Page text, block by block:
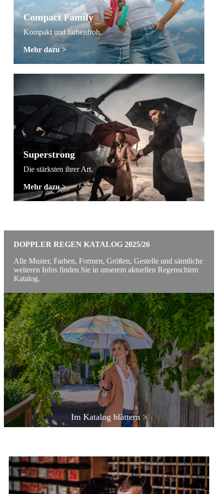
Compact Family
Kompakt und farbenfroh.
Mehr dazu >
Superstrong
Die stärksten ihrer Art.
Mehr dazu >
DOPPLER REGEN KATALOG 2025/26
Alle Muster, Farben, Formen, Größen, Gestelle und sämtliche
weiteren Infos finden Sie in unserem aktuellen Regenschirm
Katalog.
Im Katalog blättern >